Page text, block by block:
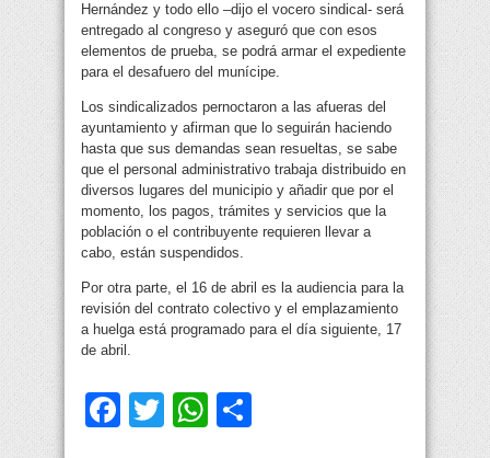
Hernández y todo ello –dijo el vocero sindical- será
entregado al congreso y aseguró que con esos
elementos de prueba, se podrá armar el expediente
para el desafuero del munícipe.
Los sindicalizados pernoctaron a las afueras del
ayuntamiento y afirman que lo seguirán haciendo
hasta que sus demandas sean resueltas, se sabe
que el personal administrativo trabaja distribuido en
diversos lugares del municipio y añadir que por el
momento, los pagos, trámites y servicios que la
población o el contribuyente requieren llevar a
cabo, están suspendidos.
Por otra parte, el 16 de abril es la audiencia para la
revisión del contrato colectivo y el emplazamiento
a huelga está programado para el día siguiente, 17
de abril.
Facebook
TwitterWhatsApp